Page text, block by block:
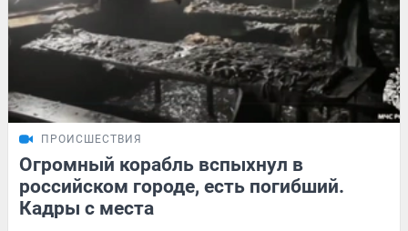
ПРОИСШЕСТВИЯ
Огромный корабль вспыхнул в
российском городе, есть погибший.
Кадры с места